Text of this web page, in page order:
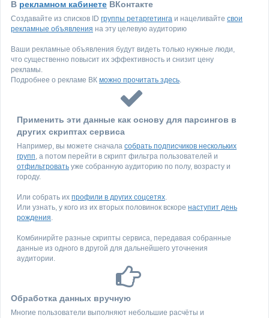
В рекламном кабинете ВКонтакте
Создавайте из списков ID группы ретаргетинга и нацеливайте свои
рекламные объявления на эту целевую аудиторию
Ваши рекламные объявления будут видеть только нужные люди,
что существенно повысит их эффективность и снизит цену
рекламы.
Подробнее о рекламе ВК можно прочитать здесь.
Применить эти данные как основу для парсингов в
других скриптах сервиса
Например, вы можете сначала собрать подписчиков нескольких
групп, а потом перейти в скрипт фильтра пользователей и
отфильтровать уже собранную аудиторию по полу, возрасту и
городу.
Или собрать их профили в других соцсетях.
Или узнать, у кого из их вторых половинок вскоре наступит день
рождения.
Комбинирйте разные скрипты сервиса, передавая собранные
данные из одного в другой для дальнейшего уточнения
аудитории.
Обработка данных вручную
Многие пользователи выполняют небольшие расчёты и